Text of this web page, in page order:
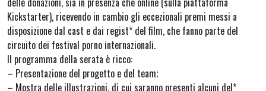
Kickstarter), ricevendo in cambio gli eccezionali premi messi a
disposizione dal cast e dai regist* del film, che fanno parte del
circuito dei festival porno internazionali.
Il programma della serata è ricco:
– Presentazione del progetto e del team;
– Mostra delle illustrazioni, di cui saranno presenti alcuni del*